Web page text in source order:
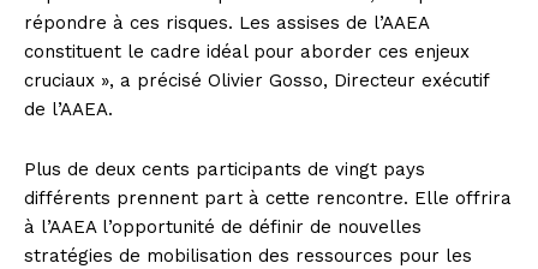
répondre à ces risques. Les assises de l’AAEA
constituent le cadre idéal pour aborder ces enjeux
cruciaux », a précisé Olivier Gosso, Directeur exécutif
de l’AAEA.
Plus de deux cents participants de vingt pays
différents prennent part à cette rencontre. Elle offrira
à l’AAEA l’opportunité de définir de nouvelles
stratégies de mobilisation des ressources pour les